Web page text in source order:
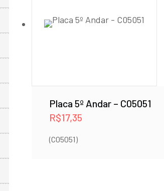
Placa 5º Andar – C05051
R$17,35
(C05051)